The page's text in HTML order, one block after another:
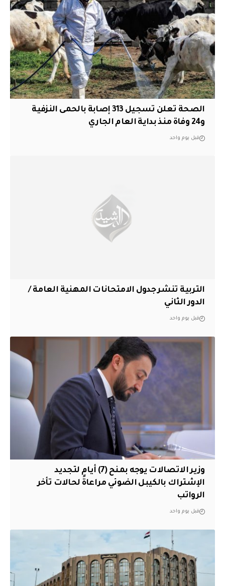
الصحة تعلن تسجيل 313 إصابة بالحمى النزفية
و24 وفاة منذ بداية العام الجاري
قبل يوم واحد
التربية تنشر جدول الامتحانات المهنية العامة /
الدور الثاني
قبل يوم واحد
وزير الاتصالات يوجه بمنح (7) أيام لتجديد
الإشتراك بالكيبل الضوئي مراعاةً لحالات تأخر
الرواتب
قبل يوم واحد